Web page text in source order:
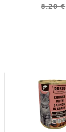
8,20 €